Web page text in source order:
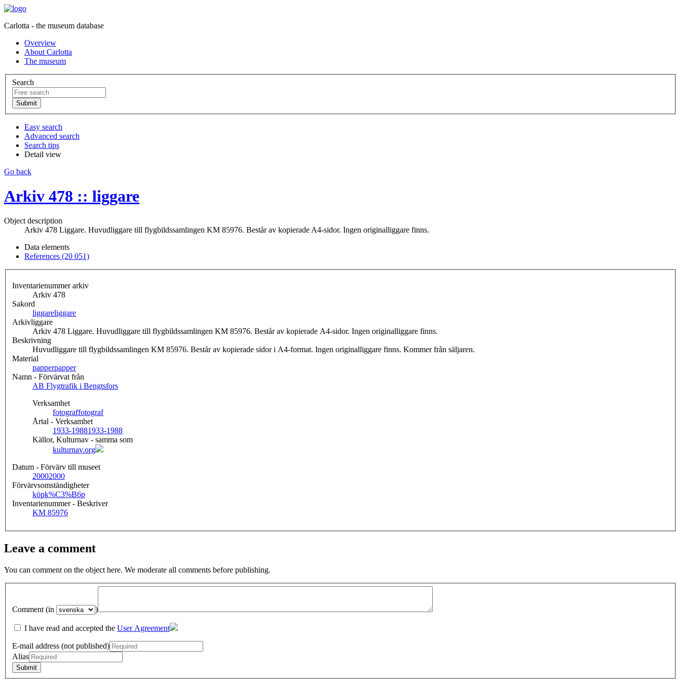
Carlotta - the museum database
Overview
About Carlotta
The museum
Search
Easy search
Advanced search
Search tips
Detail view
Go back
Arkiv 478 :: liggare
Object description
Arkiv 478 Liggare. Huvudliggare till flygbildssamlingen KM 85976. Består av kopierade A4-sidor. Ingen originalliggare finns.
Data elements
References (20 051)
Inventarienummer arkiv
Arkiv 478
Sakord
liggareliggare
Arkivliggare
Arkiv 478 Liggare. Huvudliggare till flygbildssamlingen KM 85976. Består av kopierade A4-sidor. Ingen originalliggare finns.
Beskrivning
Huvudliggare till flygbildssamlingen KM 85976. Består av kopierade sidor i A4-format. Ingen originalliggare finns. Kommer från säljaren.
Material
papperpapper
Namn - Förvärvat från
AB Flygtrafik i Bengtsfors
Verksamhet
fotograffotograf
Årtal - Verksamhet
1933-19881933-1988
Källor, Kulturnav - samma som
kulturnav.org
Datum - Förvärv till museet
20002000
Förvärvsomständigheter
köpk%C3%B6p
Inventarienummer - Beskriver
KM 85976
Leave a comment
You can comment on the object here. We moderate all comments before publishing.
Comment (in )
I have read and accepted the User Agreement
E-mail address (not published)
Alias